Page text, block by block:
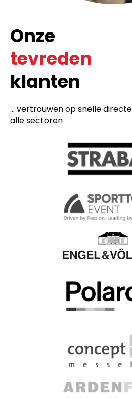
Onze
tevreden
klanten
... vertrouwen op snelle
alle sectoren